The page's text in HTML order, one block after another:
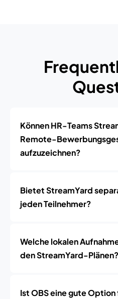
Können HR-Teams
Remote-
aufzuzeichnen?
Bietet StreamYard
jeden Teilnehmer?
Welche lokalen
den StreamYard-Plänen?
Ist OBS eine gute Option